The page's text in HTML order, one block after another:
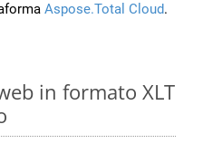
Aspose.Total Cloud.
in formato XLT